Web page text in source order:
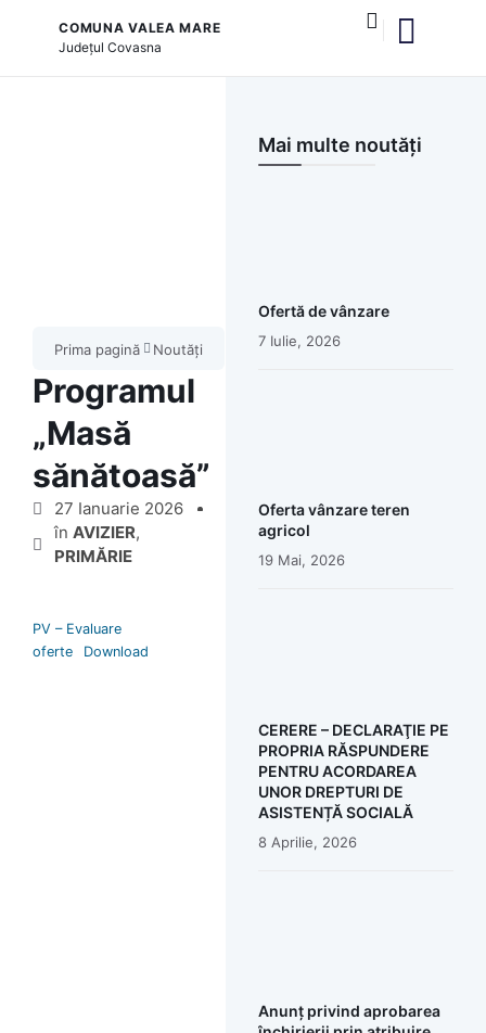
COMUNA VALEA MARE
JudețulCovasna
Prima pagină Noutăți
Programul
„Masă
sănătoasă”
27 Ianuarie 2026
în AVIZIER,
PRIMĂRIE
PV – Evaluare
oferte
Download
Mai multe noutăți
Ofertă de vânzare
7 Iulie, 2026
Oferta vânzare teren
agricol
19 Mai, 2026
CERERE – DECLARAŢIE PE
PROPRIA RĂSPUNDERE
PENTRU ACORDAREA
UNOR DREPTURI DE
ASISTENȚĂ SOCIALĂ
8 Aprilie, 2026
Anunț privind aprobarea